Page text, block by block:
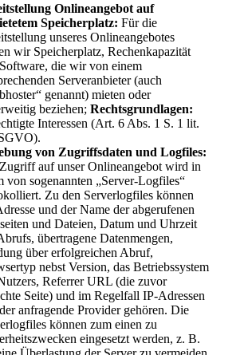
Onlineangebot auf
Speicherplatz: Für die
unseres Onlineangebotes
wir Speicherplatz, Rechenkapazität
die wir von einem
Serveranbieter (auch
genannt) mieten oder
beziehen; Rechtsgrundlagen:
Interessen (Art. 6 Abs. 1 S. 1 lit.
von Zugriffsdaten und Logfiles:
auf unser Onlineangebot wird in
von sogenannten „Server-Logfiles“
Zu den Serverlogfiles können
und der Name der abgerufenen
und Dateien, Datum und Uhrzeit
übertragene Datenmengen,
über erfolgreichen Abruf,
nebst Version, das Betriebssystem
Referrer URL (die zuvor
Seite) und im Regelfall IP-Adressen
anfragende Provider gehören. Die
können zum einen zu
eingesetzt werden, z. B.